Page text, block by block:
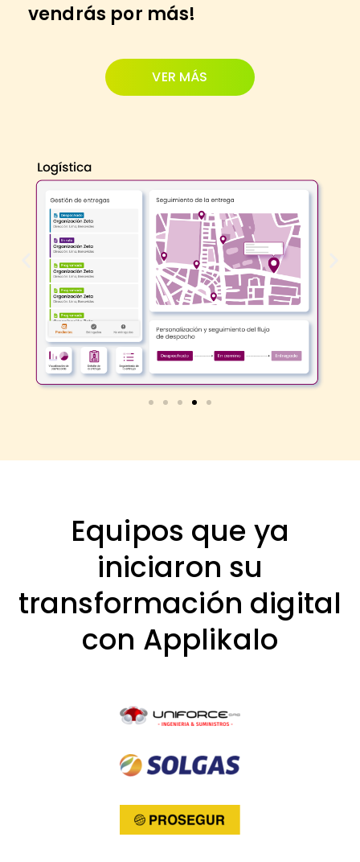
vendrás por más!
VER MÁS
Equipos que ya
iniciaron su
transformación digital
con Applikalo